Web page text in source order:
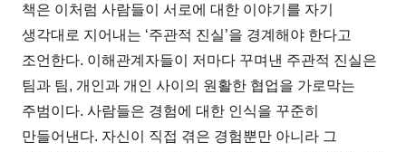
책은 이처럼 사람들이 서로에 대한 이야기를 자기
생각대로 지어내는 ‘주관적 진실’을 경계해야 한다고
조언한다. 이해관계자들이 저마다 꾸며낸 주관적 진실은
팀과 팀, 개인과 개인 사이의 원활한 협업을 가로막는
주범이다. 사람들은 경험에 대한 인식을 꾸준히
만들어낸다. 자신이 직접 겪은 경험뿐만 아니라 그